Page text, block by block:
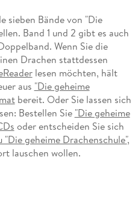
sieben Bände von "Die
Band 1 und 2 gibt es auch
Wenn Sie die
Drachen stattdessen
lesen möchten, hält
aus "Die geheime
bereit. Oder Sie lassen sich
Bestellen Sie "Die geheime
oder entscheiden Sie sich
geheime Drachenschule",
lauschen wollen.